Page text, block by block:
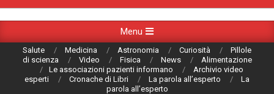
Navigation
Menu
Salute Medicina Astronomia Curiosità
Pillole
di scienza
Video Fisica News
Alimentazione
Le associazioni pazienti informano
Archivio video
esperti
Cronache di Libri La parola all’esperto
La
parola all’esperto